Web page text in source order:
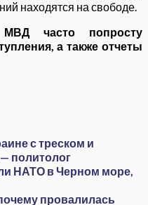
находятся на свободе.
часто попросту
а также отчеты
с треском и
политолог
НАТО в Черном море,
провалилась